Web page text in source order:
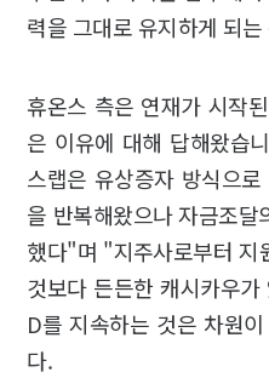
력을 그대로 유지하게 되
휴온스 측은 연재가 시작
은 이유에 대해 답해왔습
스랩은 유상증자 방식으
을 반복해왔으나 자금조
했다"며 "지주사로부터 지
것보다 든든한 캐시카우
D를 지속하는 것은 차원
다.